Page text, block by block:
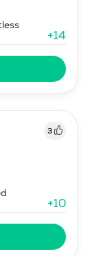
+14
3
+10